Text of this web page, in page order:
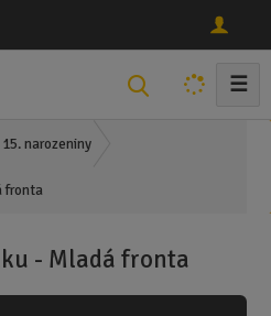
☰
15. narozeniny
fronta
- Mladá fronta